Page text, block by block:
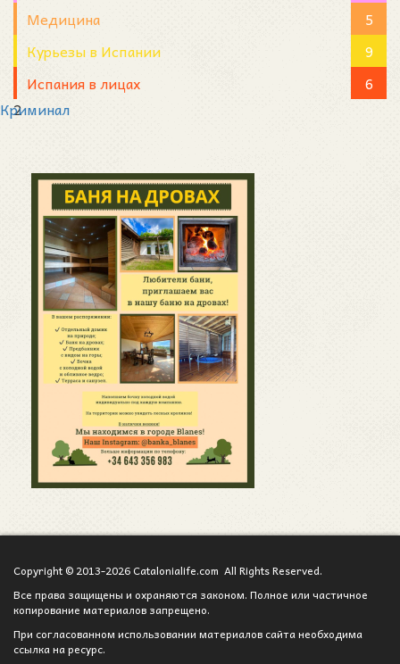
Медицина
5
Курьезы в Испании
9
Испания в лицах
6
Криминал
2
Copyright © 2013-2026 Catalonialife.com All Rights Reserved.
Все права защищены и охраняются законом. Полное или частичное
копирование материалов запрещено.
При согласованном использовании материалов сайта необходима
ссылка на ресурс.